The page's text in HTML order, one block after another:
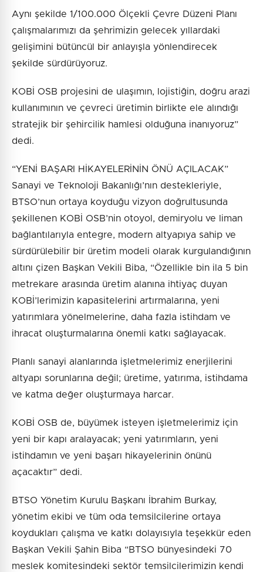
Aynı şekilde 1/100.000 Ölçekli Çevre Düzeni Planı
çalışmalarımızı da şehrimizin gelecek yıllardaki
gelişimini bütüncül bir anlayışla yönlendirecek
şekilde sürdürüyoruz.
KOBİ OSB projesini de ulaşımın, lojistiğin, doğru arazi
kullanımının ve çevreci üretimin birlikte ele alındığı
stratejik bir şehircilik hamlesi olduğuna inanıyoruz”
dedi.
“YENİ BAŞARI HİKAYELERİNİN ÖNÜ AÇILACAK”
Sanayi ve Teknoloji Bakanlığı’nın destekleriyle,
BTSO’nun ortaya koyduğu vizyon doğrultusunda
şekillenen KOBİ OSB’nin otoyol, demiryolu ve liman
bağlantılarıyla entegre, modern altyapıya sahip ve
sürdürülebilir bir üretim modeli olarak kurgulandığının
altını çizen Başkan Vekili Biba, “Özellikle bin ila 5 bin
metrekare arasında üretim alanına ihtiyaç duyan
KOBİ’lerimizin kapasitelerini artırmalarına, yeni
yatırımlara yönelmelerine, daha fazla istihdam ve
ihracat oluşturmalarına önemli katkı sağlayacak.
Planlı sanayi alanlarında işletmelerimiz enerjilerini
altyapı sorunlarına değil; üretime, yatırıma, istihdama
ve katma değer oluşturmaya harcar.
KOBİ OSB de, büyümek isteyen işletmelerimiz için
yeni bir kapı aralayacak; yeni yatırımların, yeni
istihdamın ve yeni başarı hikayelerinin önünü
açacaktır” dedi.
BTSO Yönetim Kurulu Başkanı İbrahim Burkay,
yönetim ekibi ve tüm oda temsilcilerine ortaya
koydukları çalışma ve katkı dolayısıyla teşekkür eden
Başkan Vekili Şahin Biba “BTSO bünyesindeki 70
meslek komitesindeki sektör temsilcilerimizin kendi